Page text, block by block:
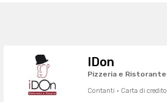
IDon
Pizzeria e Ristorante
Contanti · Carta di credito